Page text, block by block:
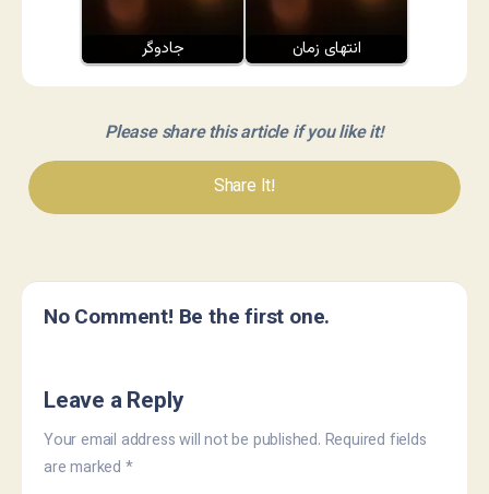
جادوگر انتهای زمان
Please share this article if you like it!
Share It!
No Comment! Be the first one.
Leave a Reply
Your email address will not be published. Required fields
are marked *